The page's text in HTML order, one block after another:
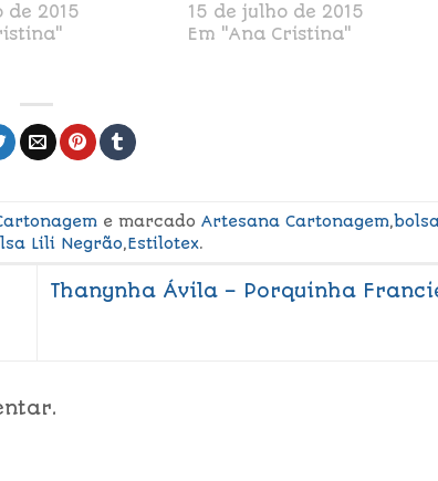
de 2015
15 de julho de 2015
Em "Ana Cristina"
e marcadoArtesana Cartonagem,
Lili Negrão,Estilotex.
Thanynha Ávila – Porquinha